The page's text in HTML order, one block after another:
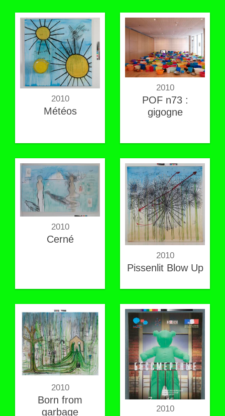
2010
Météos
2010
POF n73 :
gigogne
2010
Cerné
2010
Pissenlit Blow Up
2010
Born from
garbage
2010